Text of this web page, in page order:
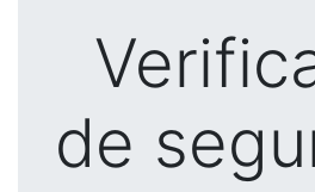
de